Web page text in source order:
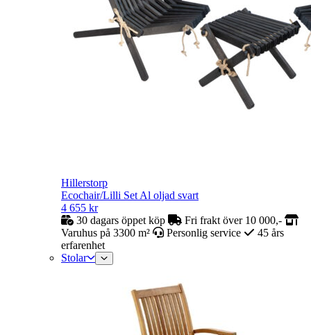
Hillerstorp
Ecochair/Lilli Set Al oljad svart
4 655 kr
30 dagars öppet köp
Fri frakt över 10 000,-
Varuhus på 3300 m²
Personlig service
45 års
erfarenhet
Stolar